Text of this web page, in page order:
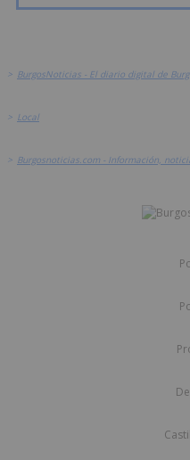
> BurgosNoticias - El diario digital de
> Local
> Burgosnoticias.com - Información,